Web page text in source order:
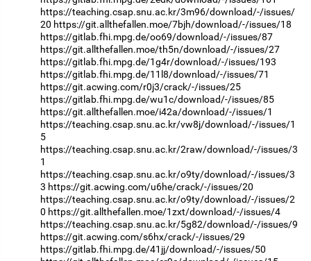
https://teaching.csap.snu.ac.kr/3m96/download/-/issues/
20 https://git.allthefallen.moe/7bjh/download/-/issues/18
https://gitlab.fhi.mpg.de/oo69/download/-/issues/87
https://git.allthefallen.moe/th5n/download/-/issues/27
https://gitlab.fhi.mpg.de/1g4r/download/-/issues/193
https://gitlab.fhi.mpg.de/11l8/download/-/issues/71
https://git.acwing.com/r0j3/crack/-/issues/25
https://gitlab.fhi.mpg.de/wu1c/download/-/issues/85
https://git.allthefallen.moe/i42a/download/-/issues/1
https://teaching.csap.snu.ac.kr/vw8j/download/-/issues/1
5
https://teaching.csap.snu.ac.kr/2raw/download/-/issues/3
1
https://teaching.csap.snu.ac.kr/o9ty/download/-/issues/3
3 https://git.acwing.com/u6he/crack/-/issues/20
https://teaching.csap.snu.ac.kr/o9ty/download/-/issues/2
0 https://git.allthefallen.moe/1zxt/download/-/issues/4
https://teaching.csap.snu.ac.kr/5g82/download/-/issues/9
https://git.acwing.com/s6hx/crack/-/issues/29
https://gitlab.fhi.mpg.de/41jj/download/-/issues/50